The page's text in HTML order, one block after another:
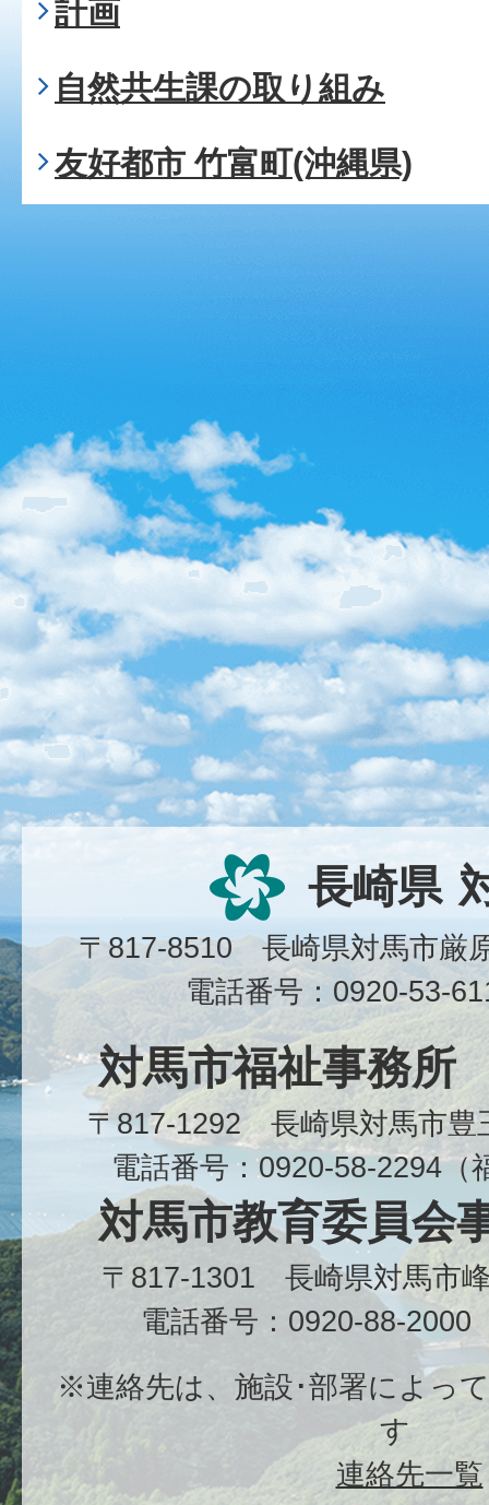
計画
自然共生課の取り組み
友好都市 竹富町(沖縄県)
長崎県
〒817-8510 長崎県対馬市
電話番号：0920-53-
対馬市福祉事務所
〒817-1292 長崎県対馬市
電話番号：0920-58-2294（
対馬市教育委員会
〒817-1301 長崎県対馬市
電話番号：0920-88-2000
※連絡先は、施設･部署によっ
す
連絡先一覧